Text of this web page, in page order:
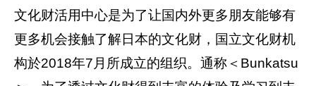
文化财活用中心是为了让国内外更多朋友能够有
更多机会接触了解日本的文化财，国立文化财机
构於2018年7月所成立的组织。通称＜Bunkatsu